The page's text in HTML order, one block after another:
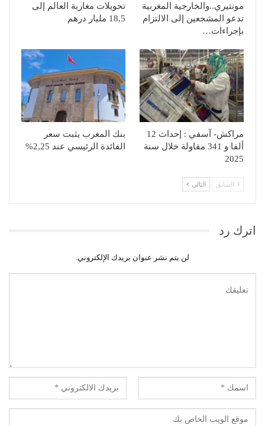
مونتيري..والخارجية المغربية
تدعو المشجعين إلى الالتزام
بإجراءات…
تحويلات مغاربة العالم إلى
18,5 مليار درهم
مراكش- آسفي : إحداث 12
ألفا و 341 مقاولة خلال سنة
2025
بنك المغرب يثبت سعر
الفائدة الرئيسي عند 2,25%
السابق التالي
اترك رد
لن يتم نشر عنوان بريدك الإلكتروني.